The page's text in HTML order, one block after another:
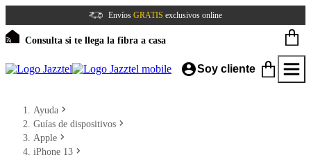
Envíos GRATIS exclusivos online
Consulta si te llega la fibra a casa
Soy cliente
Ayuda
Guías de dispositivos
Apple
iPhone 13